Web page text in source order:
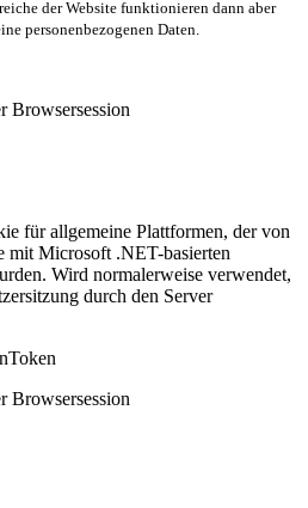
der Website funktionieren dann aber
personenbezogenen Daten.
Browsersession
für allgemeine Plattformen, der von
mit Microsoft .NET-basierten
Wird normalerweise verwendet,
durch den Server
Browsersession